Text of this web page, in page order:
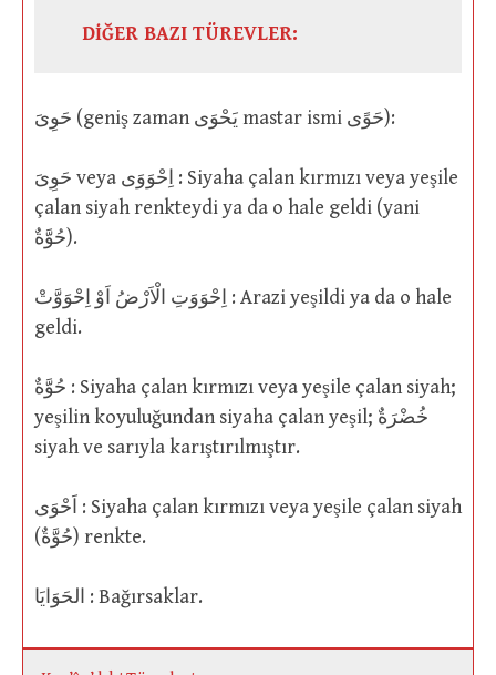
DİĞER BAZI TÜREVLER:
حَوِىَ (geniş zaman يَحْوَى mastar ismi حَوًى):
حَوِىَ veya اِحْوَوَى : Siyaha çalan kırmızı veya yeşile
çalan siyah renkteydi ya da o hale geldi (yani
حُوَّةٌ).
اِحْوَوَتِ الْاَرْضُ اَوْ اِحْوَوَّتْ : Arazi yeşildi ya da o hale
geldi.
حُوَّةٌ : Siyaha çalan kırmızı veya yeşile çalan siyah;
yeşilin koyuluğundan siyaha çalan yeşil; خُضْرَةٌ
siyah ve sarıyla karıştırılmıştır.
اَحْوَى : Siyaha çalan kırmızı veya yeşile çalan siyah
(حُوَّةٌ) renkte.
الحَوَايَا : Bağırsaklar.